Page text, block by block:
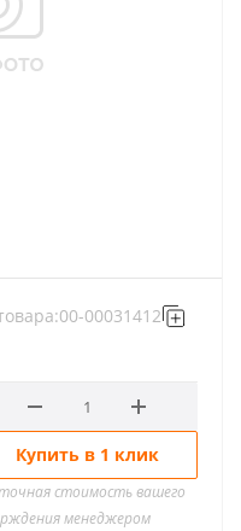
00-00031412
Купить в 1 клик
стоимость вашего
менеджером